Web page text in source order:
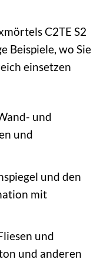
C2TE S2
Beispiele, wo Sie
einsetzen
und
und
und den
mit
und
und anderen